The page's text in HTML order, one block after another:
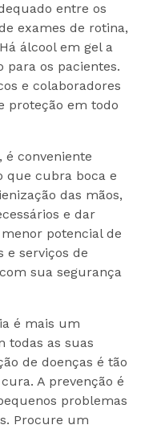
entre os
exames de rotina,
álcool em gel a
para os pacientes.
e colaboradores
proteção em todo
é conveniente
que cubra boca e
das mãos,
e dar
potencial de
e serviços de
sua segurança
é mais um
todas as suas
de doenças é tão
A prevenção é
problemas
Procure um